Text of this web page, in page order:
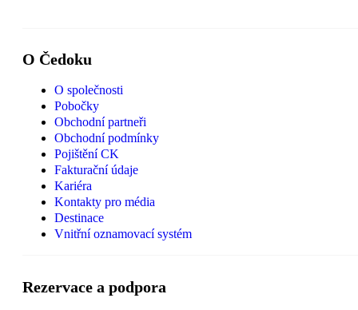
O Čedoku
O společnosti
Pobočky
Obchodní partneři
Obchodní podmínky
Pojištění CK
Fakturační údaje
Kariéra
Kontakty pro média
Destinace
Vnitřní oznamovací systém
Rezervace a podpora